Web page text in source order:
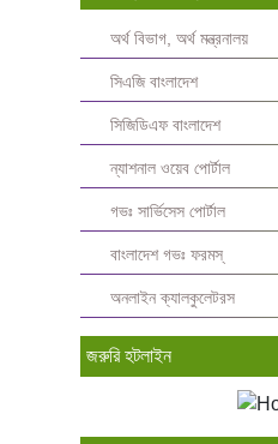
অর্থ বিভাগ, অর্থ মন্ত্রনালয়
সিএজি বাংলাদেশ
সিজিডিএফ বাংলাদেশ
ন্যাশনাল ওয়েব পোর্টাল
গভঃ সার্ভিসেস পোর্টাল
বাংলাদেশ গভঃ ফরমস্‌
অনলাইন ক্যালকুলেটরস
জরুরি হটলাইন